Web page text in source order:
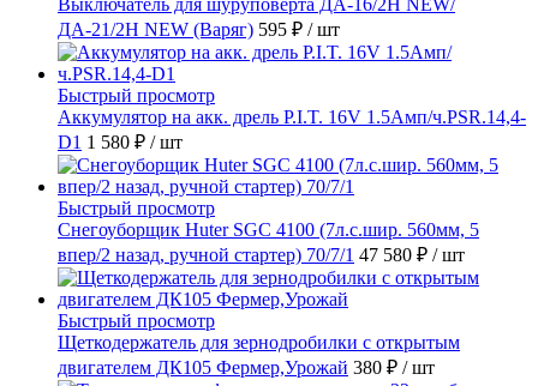
ДА-21/2Н NEW (Варяг) 595 ₽ / шт
Быстрый просмотр
Аккумулятор на акк. дрель P.I.T. 16V 1.5Амп/ч.PSR.14,4-
D1 1 580 ₽ / шт
Быстрый просмотр
Снегоуборщик Huter SGC 4100 (7л.с.шир. 560мм, 5
впер/2 назад, ручной стартер) 70/7/1 47 580 ₽ / шт
Быстрый просмотр
Щеткодержатель для зернодробилки с открытым
двигателем ДК105 Фермер,Урожай 380 ₽ / шт